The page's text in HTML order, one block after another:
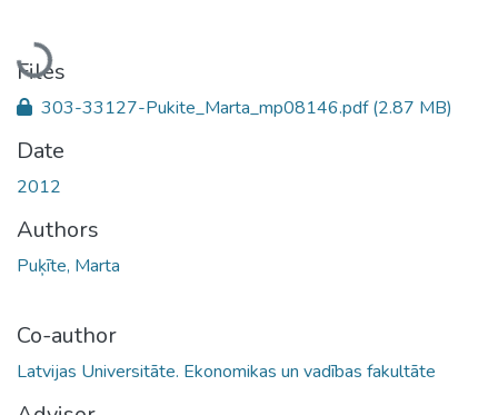
Loading...
Files
303-33127-Pukite_Marta_mp08146.pdf(2.87 MB)
Date
2012
Authors
Puķīte, Marta
Co-author
Latvijas Universitāte. Ekonomikas un vadības fakultāte